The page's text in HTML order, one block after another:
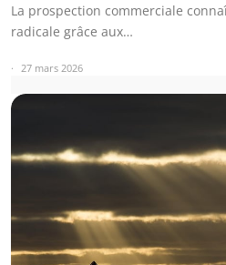
La prospection commerciale
radicale grâce aux…
27 mars 2026